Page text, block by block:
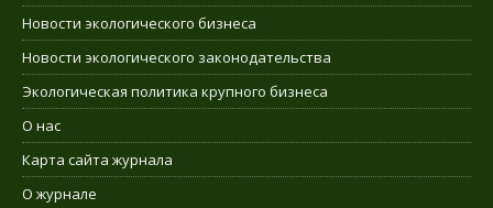
Новости экологического бизнеса
Новости экологического законодательства
Экологическая политика крупного бизнеса
О нас
Карта сайта журнала
О журнале